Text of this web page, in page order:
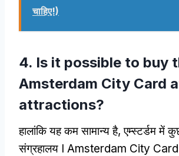
चाहिए!)
4. Is it possible to buy
Amsterdam City Card
attractions?
हालांकि यह कम सामान्य है, एम्स्टर्डम
संग्रहालय I Amsterdam City Card